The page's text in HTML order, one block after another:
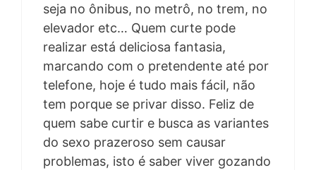
seja no ônibus, no metrô, no trem, no
elevador etc… Quem curte pode
realizar está deliciosa fantasia,
marcando com o pretendente até por
telefone, hoje é tudo mais fácil, não
tem porque se privar disso. Feliz de
quem sabe curtir e busca as variantes
do sexo prazeroso sem causar
problemas, isto é saber viver gozando